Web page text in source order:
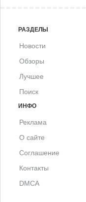
РАЗДЕЛЫ
Новости
Обзоры
Лучшее
Поиск
ИНФО
Реклама
О сайте
Соглашение
Контакты
DMCA